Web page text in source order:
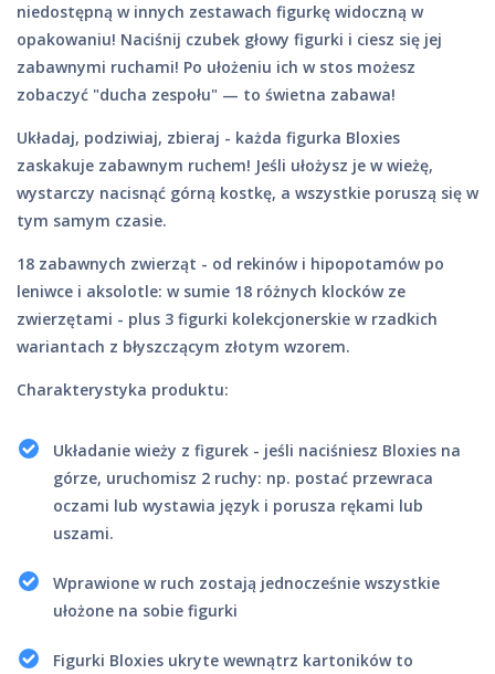
niedostępną w innych zestawach figurkę widoczną w
opakowaniu! Naciśnij czubek głowy figurki i ciesz się jej
zabawnymi ruchami! Po ułożeniu ich w stos możesz
zobaczyć "ducha zespołu" — to świetna zabawa!
Układaj, podziwiaj, zbieraj - każda figurka Bloxies
zaskakuje zabawnym ruchem! Jeśli ułożysz je w wieżę,
wystarczy nacisnąć górną kostkę, a wszystkie poruszą się w
tym samym czasie.
18 zabawnych zwierząt - od rekinów i hipopotamów po
leniwce i aksolotle: w sumie 18 różnych klocków ze
zwierzętami - plus 3 figurki kolekcjonerskie w rzadkich
wariantach z błyszczącym złotym wzorem.
Charakterystyka produktu:
Układanie wieży z figurek - jeśli naciśniesz Bloxies na
górze, uruchomisz 2 ruchy: np. postać przewraca
oczami lub wystawia język i porusza rękami lub
uszami.
Wprawione w ruch zostają jednocześnie wszystkie
ułożone na sobie figurki
Figurki Bloxies ukryte wewnątrz kartoników to